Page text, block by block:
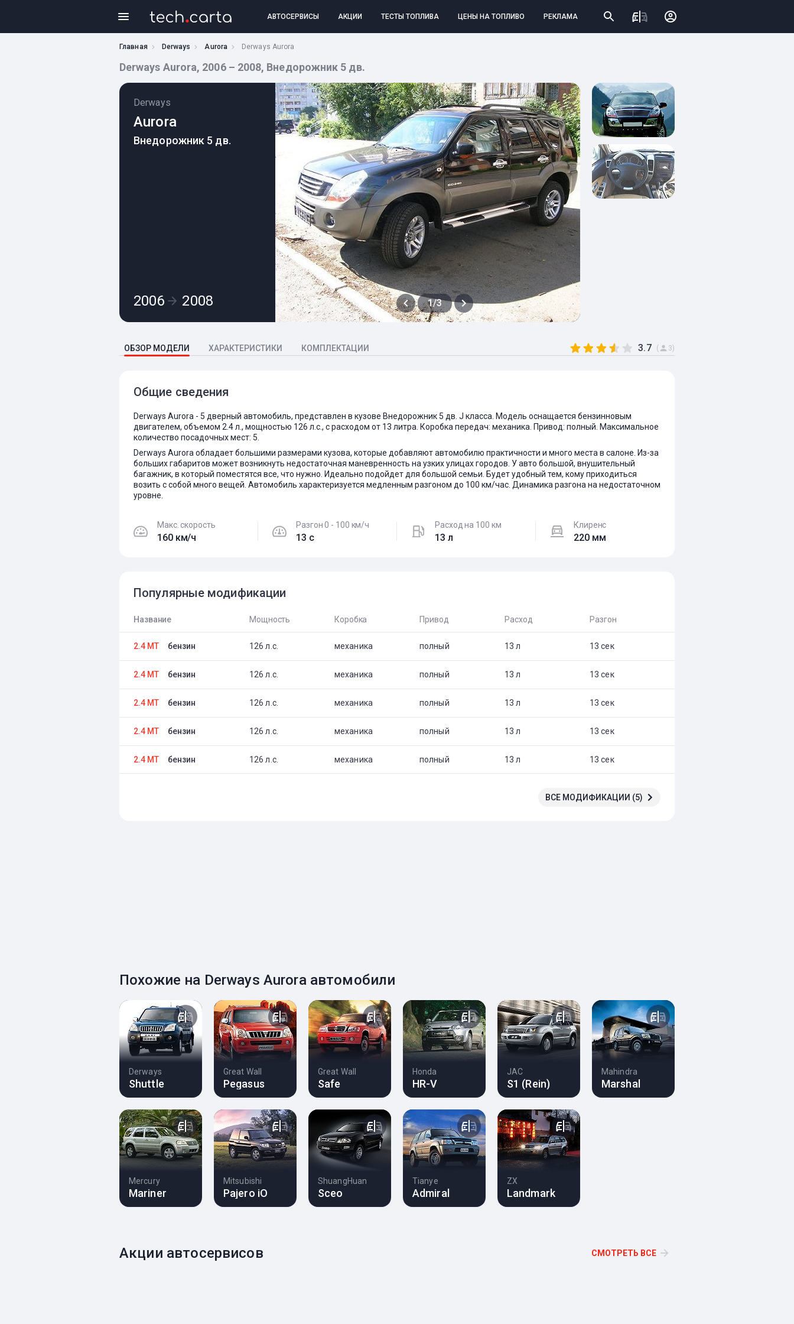
АВТОСЕРВИСЫ АКЦИИ ТЕСТЫ ТОПЛИВА ЦЕНЫ НА ТОПЛИВО РЕКЛАМА
Главная Derways Aurora Derways Aurora
Derways Aurora, 2006 – 2008, Внедорожник 5 дв.
Derways
Aurora
Внедорожник 5 дв.
2006 2008 1/3
ОБЗОР МОДЕЛИ ХАРАКТЕРИСТИКИ КОМПЛЕКТАЦИИ 3.7 ( 3)
Общие сведения
Derways Aurora - 5 дверный автомобиль, представлен в кузове Внедорожник 5 дв. J класса. Модель оснащается бензинновым
двигателем, объемом 2.4 л., мощностью 126 л.с., с расходом от 13 литра. Коробка передач: механика. Привод: полный. Максимальное
количество посадочных мест: 5.
Derways Aurora обладает большими размерами кузова, которые добавляют автомобилю практичности и много места в салоне. Из-за
больших габаритов может возникнуть недостаточная маневренность на узких улицах городов. У авто большой, внушительный
багажник, в который поместятся все, что нужно. Идеально подойдет для большой семьи. Будет удобный тем, кому приходиться
возить с собой много вещей. Автомобиль характеризуется медленным разгоном до 100 км/час. Динамика разгона на недостаточном
уровне.
Макс. скорость
160 км/ч
Разгон 0 - 100 км/ч
13 c
Расход на 100 км
13 л
Клиренс
220 мм
Популярные модификации
Название Мощность Коробка Привод Расход Разгон
2.4 MT бензин 126 л.с. механика полный 13 л 13 сек
2.4 MT бензин 126 л.с. механика полный 13 л 13 сек
2.4 MT бензин 126 л.с. механика полный 13 л 13 сек
2.4 MT бензин 126 л.с. механика полный 13 л 13 сек
2.4 MT бензин 126 л.с. механика полный 13 л 13 сек
ВСЕ МОДИФИКАЦИИ (5)
Похожие на Derways Aurora автомобили
Derways
Shuttle
Great Wall
Pegasus
Great Wall
Safe
Honda
HR-V
JAC
S1 (Rein)
Mahindra
Marshal
Mercury
Mariner
Mitsubishi
Pajero iO
ShuangHuan
Sceo
Tianye
Admiral
ZX
Landmark
Акции автосервисов СМОТРЕТЬ ВСЕ